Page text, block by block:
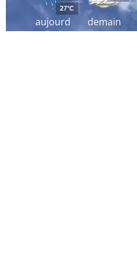
aujourd
´hui
27°C
demain